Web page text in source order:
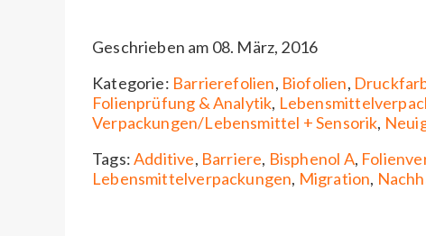
Geschrieben am 08. März, 2016
Kategorie: Barrierefolien, Biofolien,
Folienprüfung & Analytik,
Verpackungen/Lebensmittel + Sensorik,
Tags:Additive, Barriere, Bisphenol A,
Lebensmittelverpackungen, Migration,